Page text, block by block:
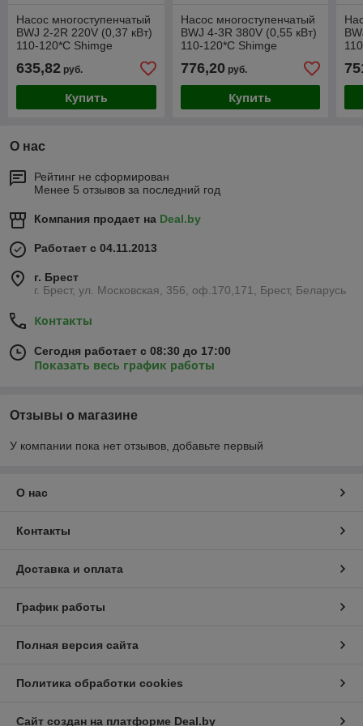
Насос многоступенчатый
BWJ 2-2R 220V (0,37 кВт)
110-120*C Shimge
635,82 руб.
Купить
Насос многоступенчатый
BWJ 4-3R 380V (0,55 кВт)
110-120*C Shimge
776,20руб.
Купить
О нас
Рейтинг не сформирован
Менее 5 отзывов за последний год
Компания продает на Deal.by
Работает с 04.11.2013
г. Брест
г. Брест, ул. Московская, 356, оф.170,171, Брест, Беларусь
Контакты
Сегодня работает с 08:30 до 17:00
Показать весь график работы
Отзывы о магазине
У компании пока нет отзывов, добавьте первый
О нас
Контакты
Доставка и оплата
График работы
Полная версия сайта
Политика обработки cookies
Сайт создан на платформе Deal.by